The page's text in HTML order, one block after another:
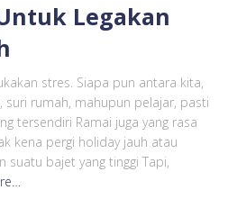
Legakan
stres. Siapa pun antara kita,
suri rumah, mahupun pelajar, pasti
tersendiri Ramai juga yang rasa
kena pergi holiday jauh atau
suatu bajet yang tinggi Tapi,